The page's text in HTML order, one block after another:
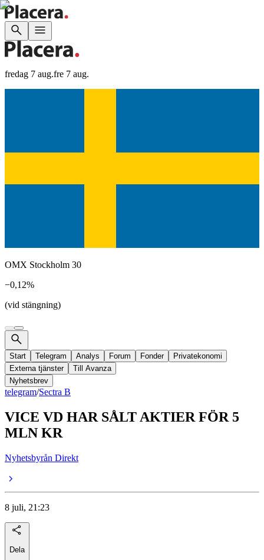
fredag 7 aug.fre 7 aug.
OMX Stockholm 30
−0,12%
(vid stängning)
Start Telegram Analys Forum Fonder
Privatekonomi
Externa tjänster
Till Avanza
Nyhetsbrev
telegram/Sectra B
VICE VD HAR SÅLT AKTIER FÖR 5
MLN KR
Nyhetsbyrån Direkt
8 juli, 21:23
Dela